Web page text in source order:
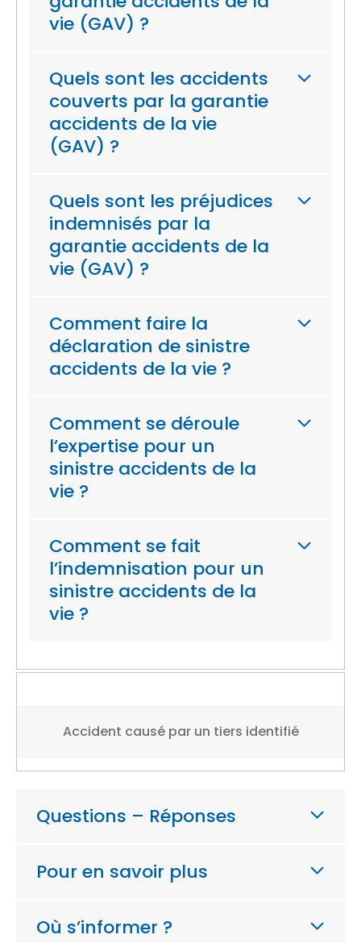
vie (GAV) ?
Quels sont les accidents
couverts par la garantie
accidents de la vie
(GAV) ?
Quels sont les préjudices
indemnisés par la
garantie accidents de la
vie (GAV) ?
Comment faire la
déclaration de sinistre
accidents de la vie ?
Comment se déroule
l’expertise pour un
sinistre accidents de la
vie ?
Comment se fait
l’indemnisation pour un
sinistre accidents de la
vie ?
Accident causé par un tiers identifié
Questions – Réponses
Pour en savoir plus
Où s’informer ?